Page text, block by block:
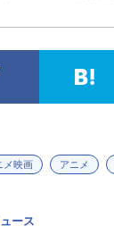
メ映画 アニメ
ース